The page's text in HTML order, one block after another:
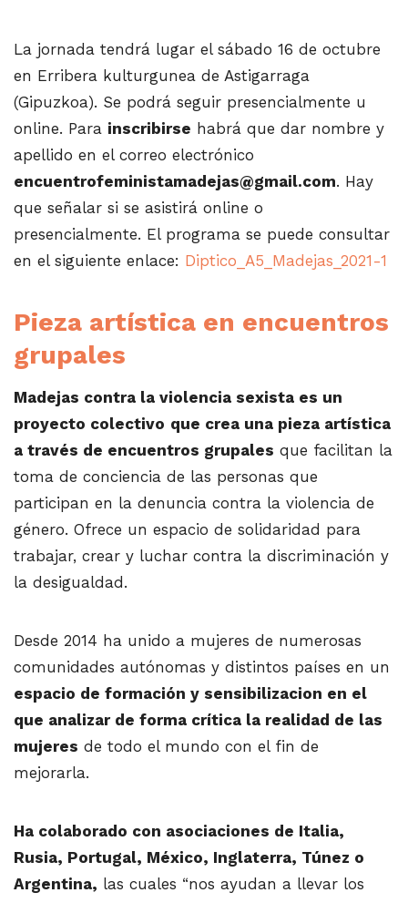
La jornada tendrá lugar el sábado 16 de octubre
en Erribera kulturgunea de Astigarraga
(Gipuzkoa). Se podrá seguir presencialmente u
online. Para inscribirse habrá que dar nombre y
apellido en el correo electrónico
encuentrofeministamadejas@gmail.com. Hay
que señalar si se asistirá online o
presencialmente. El programa se puede consultar
en el siguiente enlace: Diptico_A5_Madejas_2021-1
Pieza artística en encuentros
grupales
Madejas contra la violencia sexista es un
proyecto colectivo que crea una pieza artística
a través de encuentros grupales que facilitan la
toma de conciencia de las personas que
participan en la denuncia contra la violencia de
género. Ofrece un espacio de solidaridad para
trabajar, crear y luchar contra la discriminación y
la desigualdad.
Desde 2014 ha unido a mujeres de numerosas
comunidades autónomas y distintos países en un
espacio de formación y sensibilizacion en el
que analizar de forma crítica la realidad de las
mujeres de todo el mundo con el fin de
mejorarla.
Ha colaborado con asociaciones de Italia,
Rusia, Portugal, México, Inglaterra, Túnez o
Argentina, las cuales “nos ayudan a llevar los